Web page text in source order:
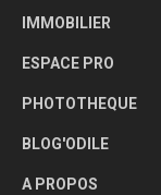
IMMOBILIER
ESPACE PRO
PHOTOTHEQUE
BLOG'ODILE
A PROPOS